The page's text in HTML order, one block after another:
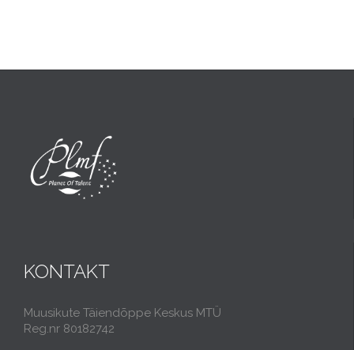
KONTAKT
Muusikute Täiendõppe Keskus MTÜ
Reg.nr 80182742